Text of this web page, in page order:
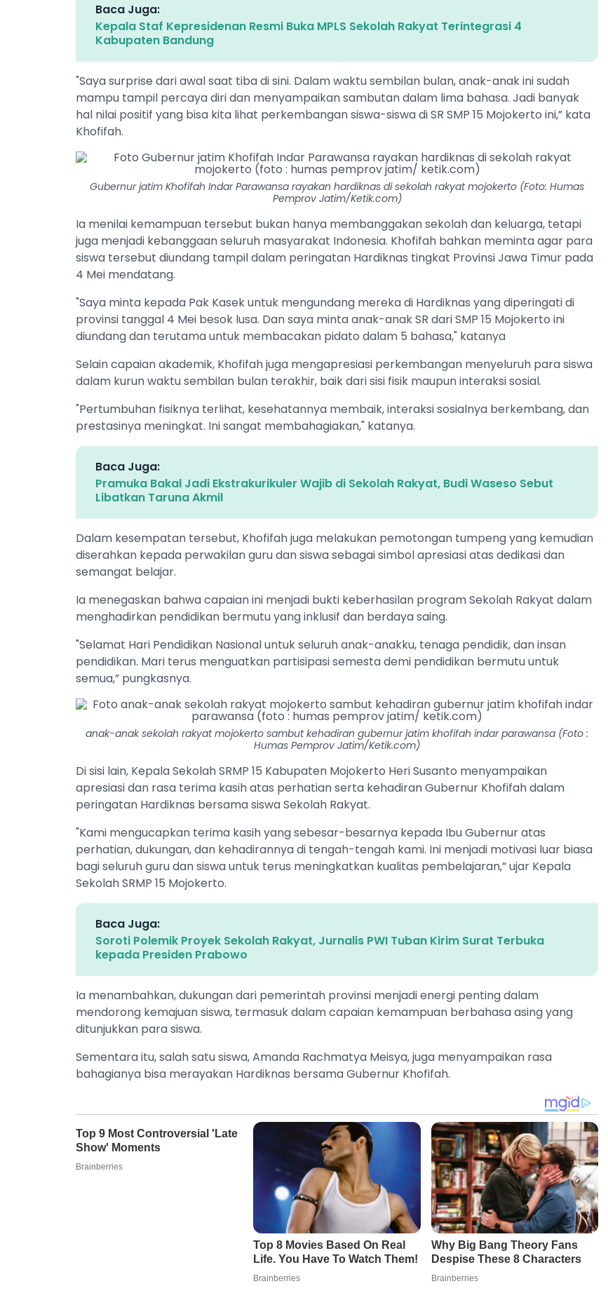
Baca Juga:
Kepala Staf Kepresidenan Resmi Buka MPLS Sekolah Rakyat Terintegrasi 4
Kabupaten Bandung
"Saya surprise dari awal saat tiba di sini. Dalam waktu sembilan bulan, anak-anak ini sudah
mampu tampil percaya diri dan menyampaikan sambutan dalam lima bahasa. Jadi banyak
hal nilai positif yang bisa kita lihat perkembangan siswa-siswa di SR SMP 15 Mojokerto ini,” kata
Khofifah.
Gubernur jatim Khofifah Indar Parawansa rayakan hardiknas di sekolah rakyat mojokerto (Foto: Humas
Pemprov Jatim/Ketik.com)
Ia menilai kemampuan tersebut bukan hanya membanggakan sekolah dan keluarga, tetapi
juga menjadi kebanggaan seluruh masyarakat Indonesia. Khofifah bahkan meminta agar para
siswa tersebut diundang tampil dalam peringatan Hardiknas tingkat Provinsi Jawa Timur pada
4 Mei mendatang.
"Saya minta kepada Pak Kasek untuk mengundang mereka di Hardiknas yang diperingati di
provinsi tanggal 4 Mei besok lusa. Dan saya minta anak-anak SR dari SMP 15 Mojokerto ini
diundang dan terutama untuk membacakan pidato dalam 5 bahasa," katanya
Selain capaian akademik, Khofifah juga mengapresiasi perkembangan menyeluruh para siswa
dalam kurun waktu sembilan bulan terakhir, baik dari sisi fisik maupun interaksi sosial.
"Pertumbuhan fisiknya terlihat, kesehatannya membaik, interaksi sosialnya berkembang, dan
prestasinya meningkat. Ini sangat membahagiakan," katanya.
Baca Juga:
Pramuka Bakal Jadi Ekstrakurikuler Wajib di Sekolah Rakyat, Budi Waseso Sebut
Libatkan Taruna Akmil
Dalam kesempatan tersebut, Khofifah juga melakukan pemotongan tumpeng yang kemudian
diserahkan kepada perwakilan guru dan siswa sebagai simbol apresiasi atas dedikasi dan
semangat belajar.
Ia menegaskan bahwa capaian ini menjadi bukti keberhasilan program Sekolah Rakyat dalam
menghadirkan pendidikan bermutu yang inklusif dan berdaya saing.
"Selamat Hari Pendidikan Nasional untuk seluruh anak-anakku, tenaga pendidik, dan insan
pendidikan. Mari terus menguatkan partisipasi semesta demi pendidikan bermutu untuk
semua,” pungkasnya.
anak-anak sekolah rakyat mojokerto sambut kehadiran gubernur jatim khofifah indar parawansa (Foto :
Humas Pemprov Jatim/Ketik.com)
Di sisi lain, Kepala Sekolah SRMP 15 Kabupaten Mojokerto Heri Susanto menyampaikan
apresiasi dan rasa terima kasih atas perhatian serta kehadiran Gubernur Khofifah dalam
peringatan Hardiknas bersama siswa Sekolah Rakyat.
"Kami mengucapkan terima kasih yang sebesar-besarnya kepada Ibu Gubernur atas
perhatian, dukungan, dan kehadirannya di tengah-tengah kami. Ini menjadi motivasi luar biasa
bagi seluruh guru dan siswa untuk terus meningkatkan kualitas pembelajaran,” ujar Kepala
Sekolah SRMP 15 Mojokerto.
Baca Juga:
Soroti Polemik Proyek Sekolah Rakyat, Jurnalis PWI Tuban Kirim Surat Terbuka
kepada Presiden Prabowo
Ia menambahkan, dukungan dari pemerintah provinsi menjadi energi penting dalam
mendorong kemajuan siswa, termasuk dalam capaian kemampuan berbahasa asing yang
ditunjukkan para siswa.
Sementara itu, salah satu siswa, Amanda Rachmatya Meisya, juga menyampaikan rasa
bahagianya bisa merayakan Hardiknas bersama Gubernur Khofifah.